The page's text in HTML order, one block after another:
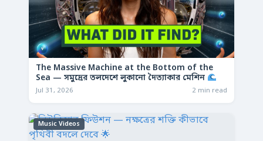
The Massive Machine at the Bottom of the
Sea — সমুদ্রের তলদেশে লুকানো দৈত্যাকার মেশিন
Jul 31, 2026 2 min read
Music Videos